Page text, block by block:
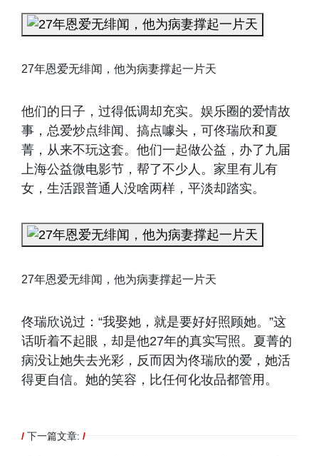
27年恩爱无绯闻，他为病妻撑起一片天
他们的日子，过得低调却充实。娱乐圈的爱情故
事，总爱炒点绯闻、搞点噱头，可佟瑞欣和夏
菁，从来不玩这套。他们一起做公益，办了九届
上海公益微电影节，帮了不少人。家里有儿有
女，生活跟普通人没啥两样，平淡却踏实。
27年恩爱无绯闻，他为病妻撑起一片天
佟瑞欣说过：“我娶她，就是要好好照顾她。”这
话听着不起眼，却是他27年的真实写照。夏菁的
病没让她失去光彩，反而因为佟瑞欣的爱，她活
得更自信。她的笑容，比任何化妆品都管用。
/ 下一篇文章: /